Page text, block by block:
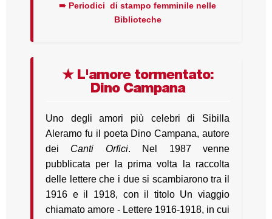
➠ Periodici di stampo femminile nelle
Biblioteche
★ L'amore tormentato:
Dino Campana
Uno degli amori più celebri di Sibilla
Aleramo fu il poeta Dino Campana, autore
dei Canti Orfici. Nel 1987 venne
pubblicata per la prima volta la raccolta
delle lettere che i due si scambiarono tra il
1916 e il 1918, con il titolo Un viaggio
chiamato amore - Lettere 1916-1918, in cui